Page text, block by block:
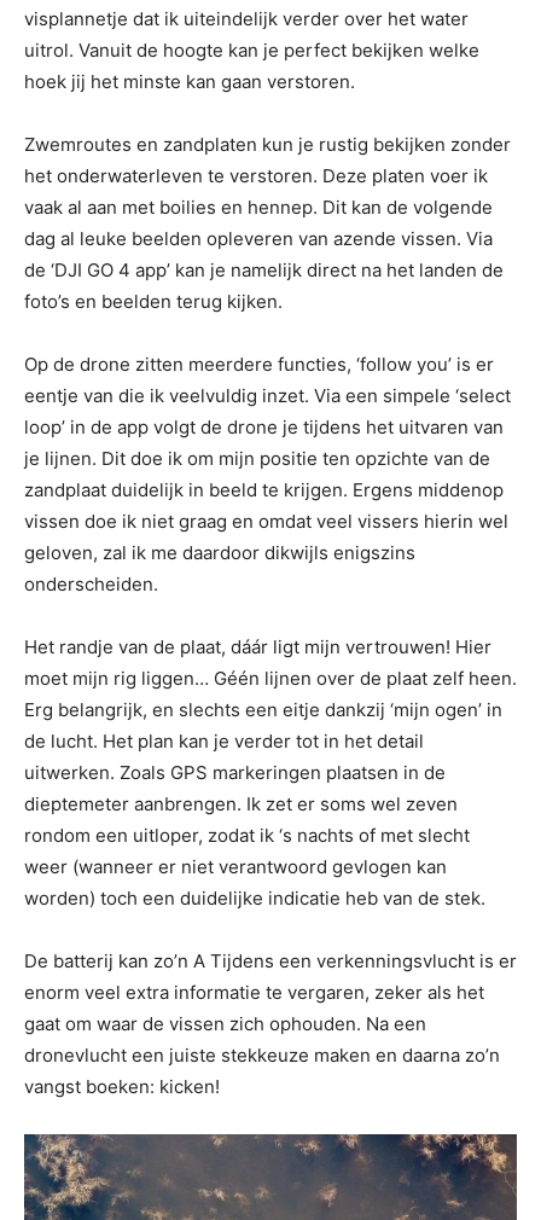
visplannetje dat ik uiteindelijk verder over het water
uitrol. Vanuit de hoogte kan je perfect bekijken welke
hoek jij het minste kan gaan verstoren.
Zwemroutes en zandplaten kun je rustig bekijken zonder
het onderwaterleven te verstoren. Deze platen voer ik
vaak al aan met boilies en hennep. Dit kan de volgende
dag al leuke beelden opleveren van azende vissen. Via
de ‘DJI GO 4 app’ kan je namelijk direct na het landen de
foto’s en beelden terug kijken.
Op de drone zitten meerdere functies, ‘follow you’ is er
eentje van die ik veelvuldig inzet. Via een simpele ‘select
loop’ in de app volgt de drone je tijdens het uitvaren van
je lijnen. Dit doe ik om mijn positie ten opzichte van de
zandplaat duidelijk in beeld te krijgen. Ergens middenop
vissen doe ik niet graag en omdat veel vissers hierin wel
geloven, zal ik me daardoor dikwijls enigszins
onderscheiden.
Het randje van de plaat, dáár ligt mijn vertrouwen! Hier
moet mijn rig liggen… Géén lijnen over de plaat zelf heen.
Erg belangrijk, en slechts een eitje dankzij ‘mijn ogen’ in
de lucht. Het plan kan je verder tot in het detail
uitwerken. Zoals GPS markeringen plaatsen in de
dieptemeter aanbrengen. Ik zet er soms wel zeven
rondom een uitloper, zodat ik ‘s nachts of met slecht
weer (wanneer er niet verantwoord gevlogen kan
worden) toch een duidelijke indicatie heb van de stek.
De batterij kan zo’n A Tijdens een verkenningsvlucht is er
enorm veel extra informatie te vergaren, zeker als het
gaat om waar de vissen zich ophouden. Na een
dronevlucht een juiste stekkeuze maken en daarna zo’n
vangst boeken: kicken!